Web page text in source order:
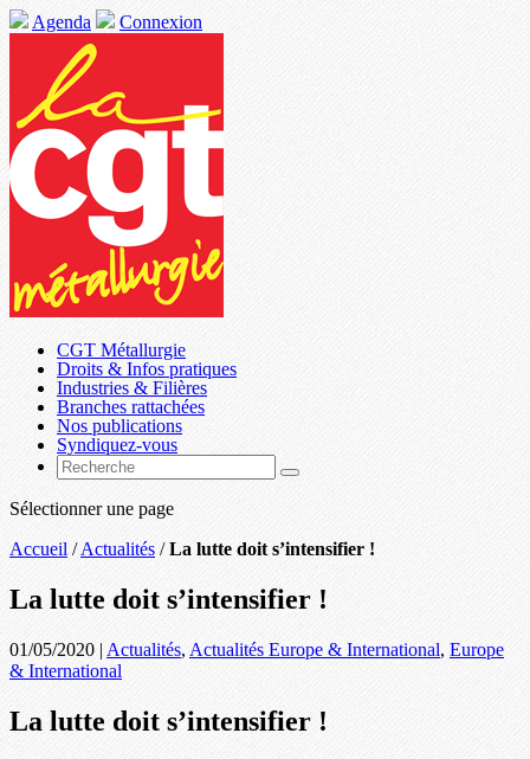
Agenda Connexion
CGT Métallurgie
Droits & Infos pratiques
Industries & Filières
Branches rattachées
Nos publications
Syndiquez-vous
Sélectionner une page
Accueil /Actualités /La lutte doit s’intensifier !
La lutte doit s’intensifier !
01/05/2020 | Actualités, Actualités Europe & International, Europe
& International
La lutte doit s’intensifier !